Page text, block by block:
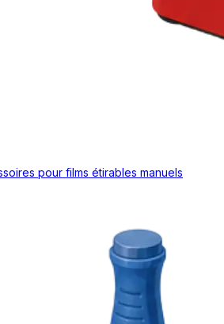
pour films étirables manuels